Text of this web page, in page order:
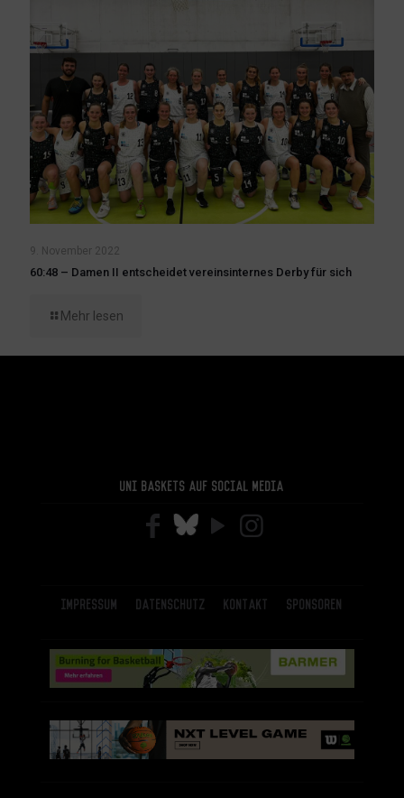
9. November 2022
60:48 – Damen II entscheidet vereinsinternes Derby für sich
Mehr lesen
Uni Baskets auf Social Media
Impressum Datenschutz Kontakt Sponsoren